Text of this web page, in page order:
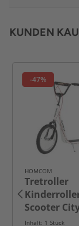
KUNDEN
-47%
HOMCOM
Tretroller
Scooter
Luftreifen
Inhalt: 1 Stück